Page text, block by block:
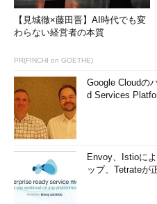
【見城徹×藤田晋】AI時代でも変
わらない経営者の本質
PR(FINCHI on GOETHE)
Google Cloudの
d Services
Envoy、Istioに
ップ、Tetrateが